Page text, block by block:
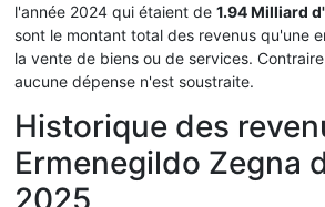
l'année 2024 qui étaient de 1.94 Milliard
sont le montant total des revenus qu'une
la vente de biens ou de services.
aucune dépense n'est soustraite.
Historique des
Ermenegildo Zegna
2025